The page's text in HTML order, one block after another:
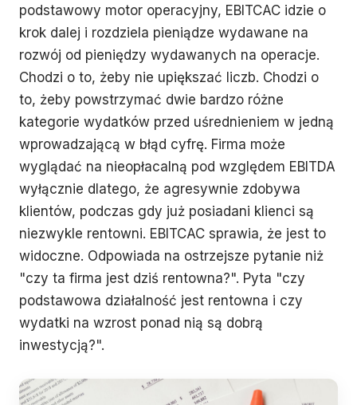
podstawowy motor operacyjny, EBITCAC idzie o
krok dalej i rozdziela pieniądze wydawane na
rozwój od pieniędzy wydawanych na operacje.
Chodzi o to, żeby nie upiększać liczb. Chodzi o
to, żeby powstrzymać dwie bardzo różne
kategorie wydatków przed uśrednieniem w jedną
wprowadzającą w błąd cyfrę. Firma może
wyglądać na nieopłacalną pod względem EBITDA
wyłącznie dlatego, że agresywnie zdobywa
klientów, podczas gdy już posiadani klienci są
niezwykle rentowni. EBITCAC sprawia, że jest to
widoczne. Odpowiada na ostrzejsze pytanie niż
"czy ta firma jest dziś rentowna?". Pyta "czy
podstawowa działalność jest rentowna i czy
wydatki na wzrost ponad nią są dobrą
inwestycją?".